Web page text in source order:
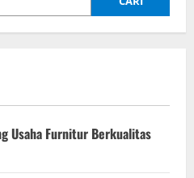
Usaha Furnitur Berkualitas